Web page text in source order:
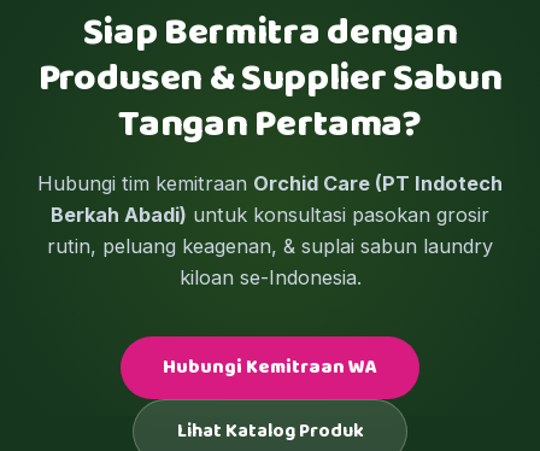
Siap Bermitra dengan
Produsen & Supplier Sabun
Tangan Pertama?
Hubungi tim kemitraan Orchid Care (PT Indotech
Berkah Abadi) untuk konsultasi pasokan grosir
rutin, peluang keagenan, & suplai sabun laundry
kiloan se-Indonesia.
Hubungi Kemitraan WA
Lihat Katalog Produk